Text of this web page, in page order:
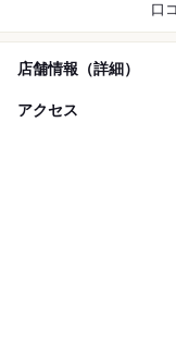
口
店舗情報（詳細）
アクセス